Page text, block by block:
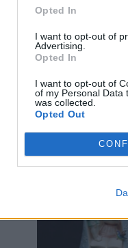
Opted In
I want to opt-out of
Advertising.
Opted In
I want to opt-out of
of my Personal Data
was collected.
Opted Out